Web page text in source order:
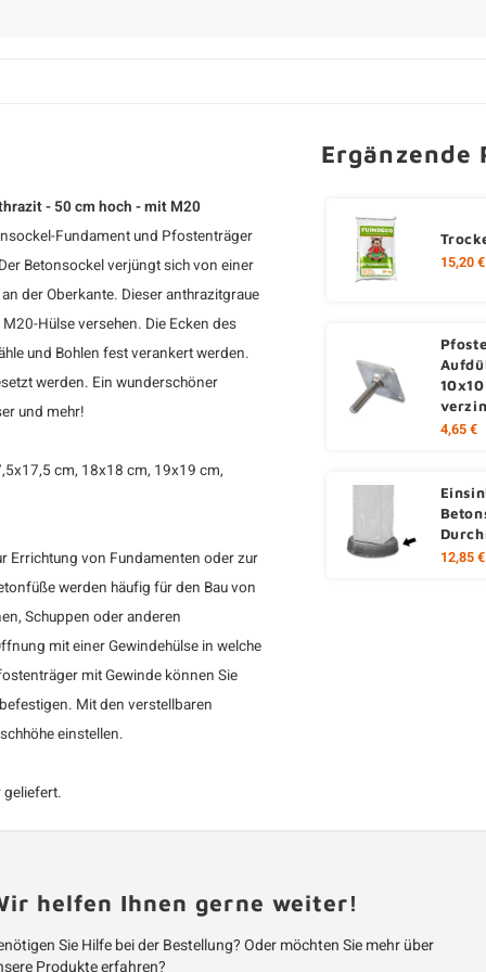
- 50 cm hoch - mit M20
Fundament und Pfostenträger
Betonsockel verjüngt sich von einer
der Oberkante. Dieser anthrazitgraue
Hülse versehen. Die Ecken des
und Bohlen fest verankert werden.
werden. Ein wunderschöner
und mehr!
cm, 18x18 cm, 19x19 cm,
Errichtung von Fundamenten oder zur
werden häufig für den Bau von
Schuppen oder anderen
mit einer Gewindehülse in welche
mit Gewinde können Sie
Mit den verstellbaren
einstellen.
Ergänzende
15,20 €
4,65 €
12,85 €
helfen Ihnen gerne weiter!
Sie Hilfe bei der Bestellung? Oder möchten Sie mehr über
Produkte erfahren?